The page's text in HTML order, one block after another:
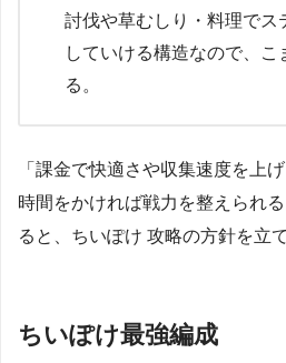
討伐や草むしり・料理でス
していける構造なので、
る。
「課金で快適さや収集速度を上
時間をかければ戦力を整えられ
ると、ちいぽけ 攻略の方針を立
ちいぽけ最強編成